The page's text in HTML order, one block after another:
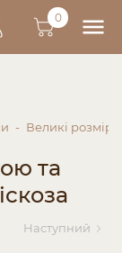
0
Великі розміри
та
Наступний